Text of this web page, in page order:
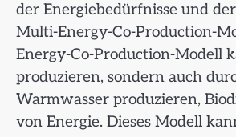
der Energiebedürfnisse und
Multi-Energy-Co-Production-
Energy-Co-Production-Modell
produzieren, sondern auch
Warmwasser produzieren,
von Energie. Dieses Modell